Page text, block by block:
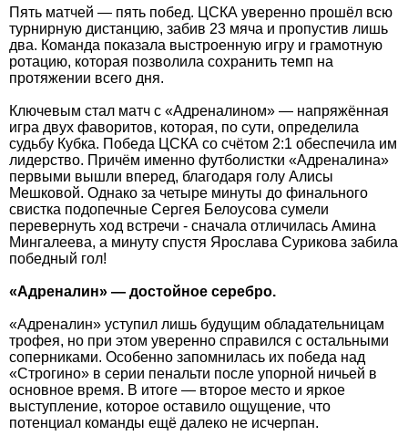
Пять матчей — пять побед. ЦСКА уверенно прошёл всю
турнирную дистанцию, забив 23 мяча и пропустив лишь
два. Команда показала выстроенную игру и грамотную
ротацию, которая позволила сохранить темп на
протяжении всего дня.
Ключевым стал матч с «Адреналином» — напряжённая
игра двух фаворитов, которая, по сути, определила
судьбу Кубка. Победа ЦСКА со счётом 2:1 обеспечила им
лидерство. Причём именно футболистки «Адреналина»
первыми вышли вперед, благодаря голу Алисы
Мешковой. Однако за четыре минуты до финального
свистка подопечные Сергея Белоусова сумели
перевернуть ход встречи - сначала отличилась Амина
Мингалеева, а минуту спустя Ярослава Сурикова забила
победный гол!
«Адреналин» — достойное серебро.
«Адреналин» уступил лишь будущим обладательницам
трофея, но при этом уверенно справился с остальными
соперниками. Особенно запомнилась их победа над
«Строгино» в серии пенальти после упорной ничьей в
основное время. В итоге — второе место и яркое
выступление, которое оставило ощущение, что
потенциал команды ещё далеко не исчерпан.